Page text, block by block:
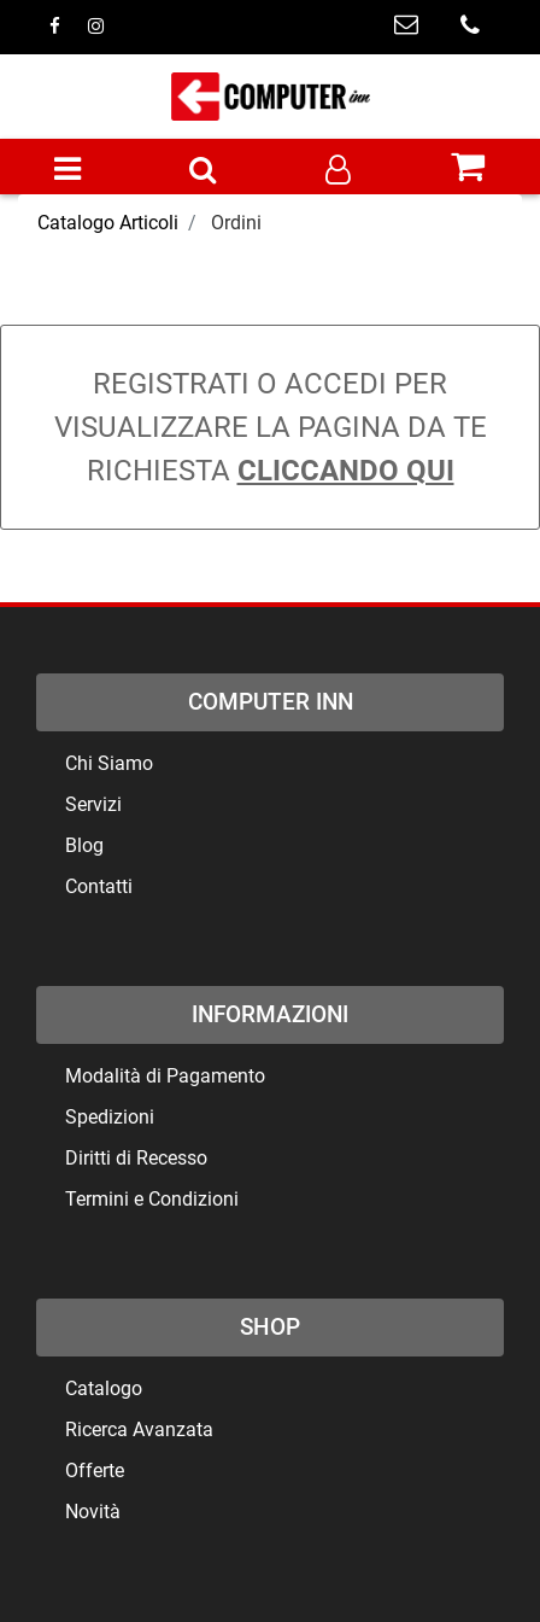
Open menu
Catalogo Articoli Ordini
REGISTRATI O ACCEDI PER
VISUALIZZARE LA PAGINA DA TE
RICHIESTA CLICCANDO QUI
COMPUTER INN
Chi Siamo
Servizi
Blog
Contatti
INFORMAZIONI
Modalità di Pagamento
Spedizioni
Diritti di Recesso
Termini e Condizioni
SHOP
Catalogo
Ricerca Avanzata
Offerte
Novità